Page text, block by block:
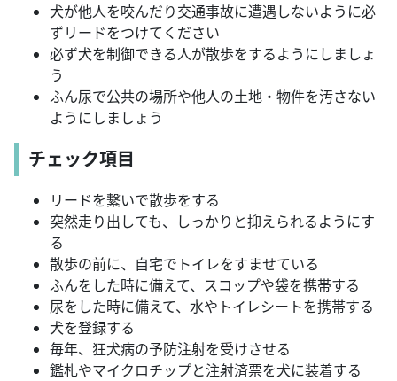
犬が他人を咬んだり交通事故に遭遇しないように必
ずリードをつけてください
必ず犬を制御できる人が散歩をするようにしましょ
う
ふん尿で公共の場所や他人の土地・物件を汚さない
ようにしましょう
チェック項目
リードを繋いで散歩をする
突然走り出しても、しっかりと抑えられるようにす
る
散歩の前に、自宅でトイレをすませている
ふんをした時に備えて、スコップや袋を携帯する
尿をした時に備えて、水やトイレシートを携帯する
犬を登録する
毎年、狂犬病の予防注射を受けさせる
鑑札やマイクロチップと注射済票を犬に装着する